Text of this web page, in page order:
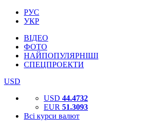
РУС
УКР
ВІДЕО
ФОТО
НАЙПОПУЛЯРНІШІ
СПЕЦПРОЕКТИ
USD
USD 44.4732
EUR 51.3093
Всі курси валют